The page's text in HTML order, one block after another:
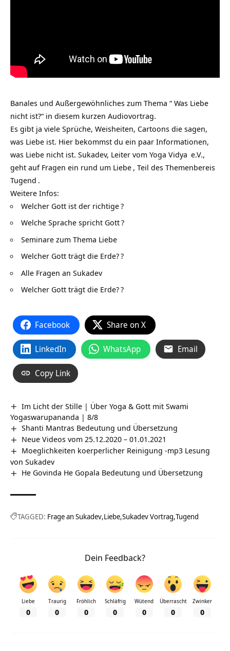
Banales und Außergewöhnliches zum Thema “ Was Liebe
nicht ist?“ in diesem kurzen Audiovortrag.
Es gibt ja viele Sprüche, Weisheiten, Cartoons die sagen,
was Liebe ist. Hier bekommst du ein paar Informationen,
was Liebe nicht ist. Sukadev, Leiter vom Yoga Vidya e.V.,
geht auf Fragen ein rund um Liebe , Teil des Themenbereis
Tugend .
Weitere Infos:
Welcher Gott ist der richtige?
Welche Sprache spricht Gott?
Seminare zum Thema Liebe
Welcher Gott trägt die Erde??
Alle Fragen an Sukadev
Welcher Gott trägt die Erde??
Facebook Share on X
LinkedIn WhatsApp Email
Copy Link
Im Licht der Stille | Über Yoga & Gott mit Swami
Yogaswarupananda | 8/8
Shanti Mantras Bedeutung und Übersetzung
Neue Videos vom 25.12.2020 – 01.01.2021
Moeglichkeiten koerperlicher Reinigung -mp3 Lesung
von Sukadev
He Govinda He Gopala Bedeutung und Übersetzung
TAGGED: Frage an Sukadev Liebe Sukadev Vortrag Tugend
Dein Feedback?
Liebe
0
Traurig
0
Fröhlich
0
Schläfrig
0
Wütend
0
Überrascht
0
Zwinker
0